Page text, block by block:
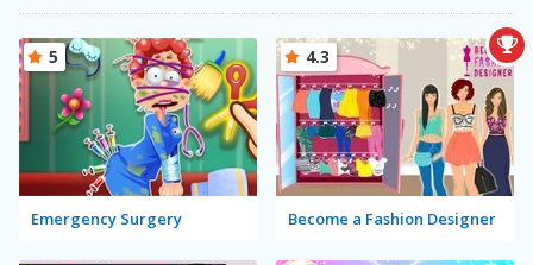
Emergency Surgery
5
Become a Fashion Designer
4.3